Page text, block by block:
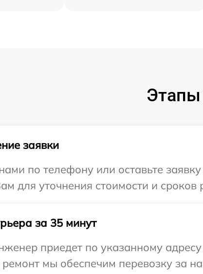
заявки
по телефону или оставьте
для уточнения стоимости и
за 35 минут
приедет по указанному
мы обеспечим перевозку за